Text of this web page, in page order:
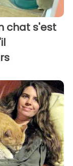
chat s'est